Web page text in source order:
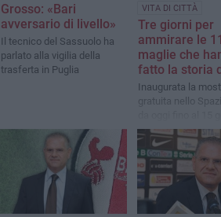
Grosso: «Bari
avversario di livello»
Il tecnico del Sassuolo ha
parlato alla vigilia della
trasferta in Puglia
VITA DI CITTÀ
Tre giorni per
ammirare le
maglie che
fatto la storia
Inaugurata la
gratuita nello